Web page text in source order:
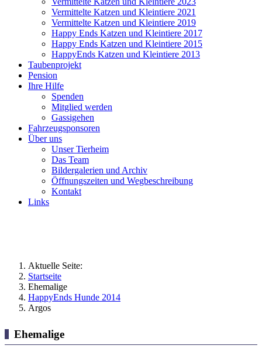
Vermittelte Katzen und Kleintiere 2021
Vermittelte Katzen und Kleintiere 2019
Happy Ends Katzen und Kleintiere 2017
Happy Ends Katzen und Kleintiere 2015
HappyEnds Katzen und Kleintiere 2013
Taubenprojekt
Pension
Ihre Hilfe
Spenden
Mitglied werden
Gassigehen
Fahrzeugsponsoren
Über uns
Unser Tierheim
Das Team
Bildergalerien und Archiv
Öffnungszeiten und Wegbeschreibung
Kontakt
Links
Aktuelle Seite:
Startseite
Ehemalige
HappyEnds Hunde 2014
Argos
Ehemalige